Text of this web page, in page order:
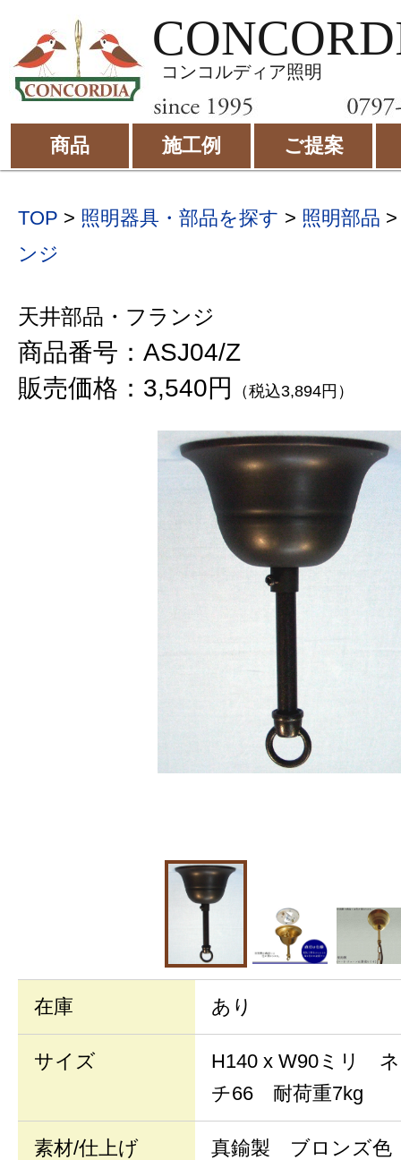
コンコルディア照明
商品 施工例 ご提案
TOP > 照明器具・部品を探す > 照明部品
ンジ
天井部品・フランジ
商品番号：ASJ04/Z
販売価格：3,540円
（税込3,894円）
在庫 あり
サイズ
H140 x W90ミリ
チ66 耐荷重7kg
素材/仕上げ 真鍮製 ブロンズ色